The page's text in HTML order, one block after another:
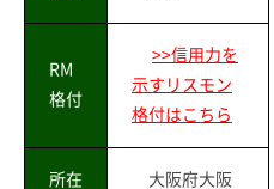
RM
格付
>>信用力を
示すリスモン
格付はこちら
所在
大阪府大阪